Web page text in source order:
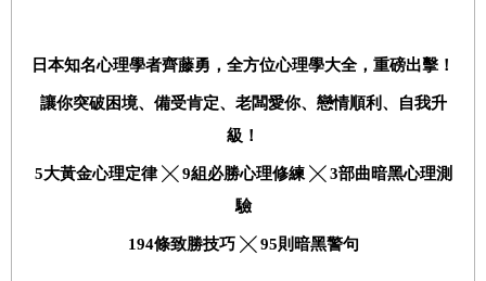
日本知名心理學者齊藤勇，全方位心理學大全，重磅出擊！
讓你突破困境、備受肯定、老闆愛你、戀情順利、自我升
級！
5大黃金心理定律 ╳ 9組必勝心理修練 ╳ 3部曲暗黑心理測
驗
194條致勝技巧 ╳ 95則暗黑警句